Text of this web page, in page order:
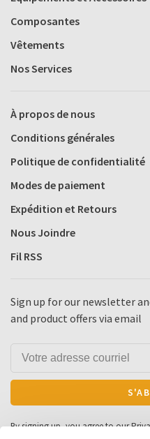
Composantes
Vêtements
Nos Services
À propos de nous
Conditions générales
Politique de confidentialité
Modes de paiement
Expédition et Retours
Nous Joindre
Fil RSS
Sign up for our newsletter
and product offers via email
By signing up, you agree to our